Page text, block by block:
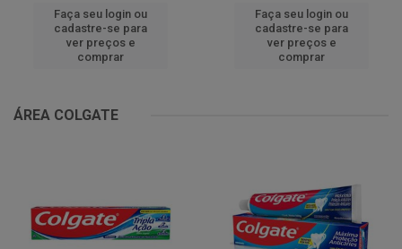
Faça seu login ou
cadastre-se para
ver preços e
comprar
Faça seu login ou
cadastre-se para
ver preços e
comprar
ÁREA COLGATE